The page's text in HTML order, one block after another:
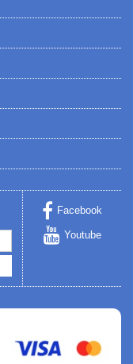
Facebook
Youtube